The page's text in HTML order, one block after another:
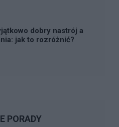
dobry nastrój a
jak to rozróżnić?
PORADY